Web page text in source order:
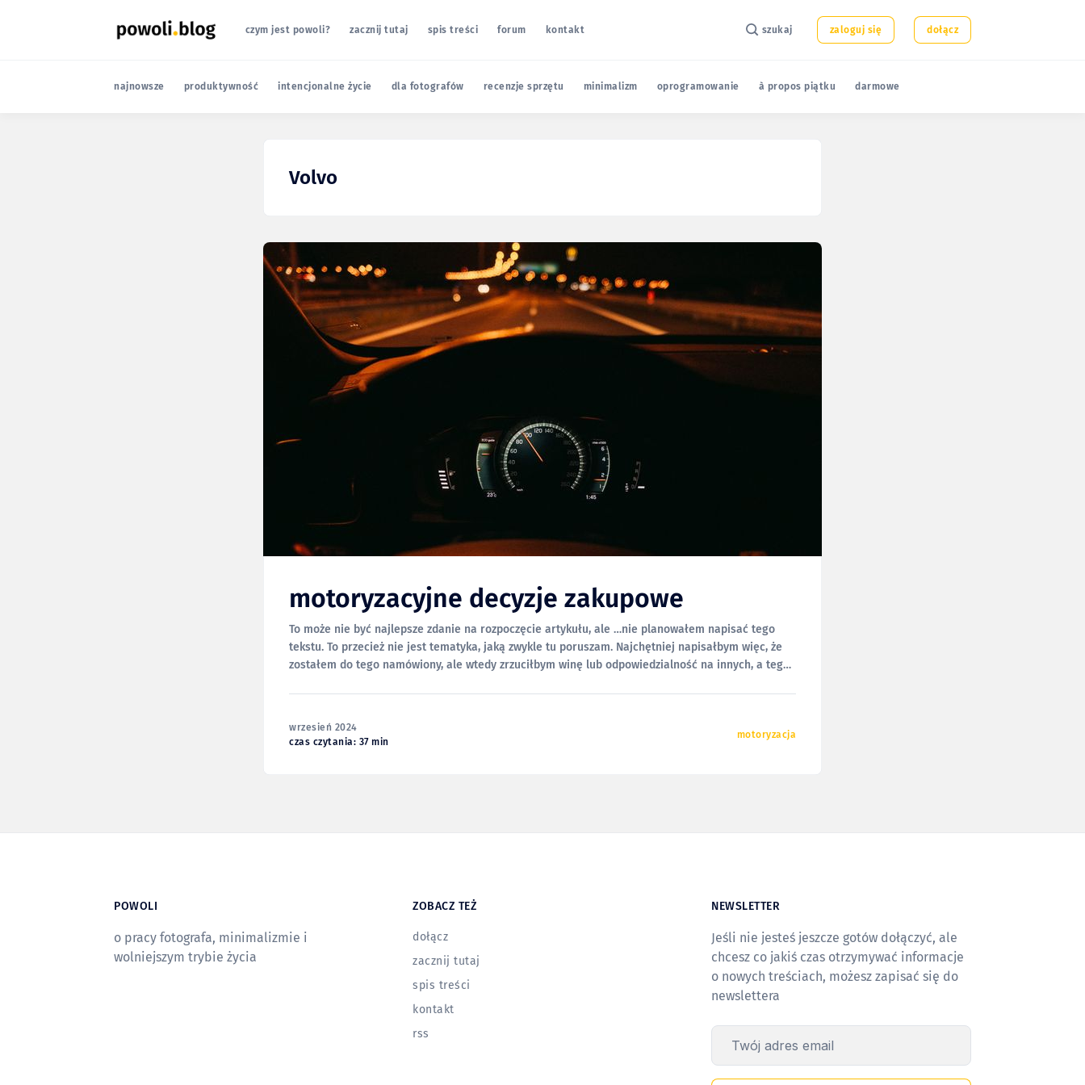
czym jest powoli? zacznij tutaj spis treści forum kontakt szukaj zaloguj się dołącz
najnowsze produktywność intencjonalne życie dla fotografów recenzje sprzętu minimalizm oprogramowanie à propos piątku darmowe
Volvo
motoryzacyjne decyzje zakupowe
To może nie być najlepsze zdanie na rozpoczęcie artykułu, ale …nie planowałem napisać tego
tekstu. To przecież nie jest tematyka, jaką zwykle tu poruszam. Najchętniej napisałbym więc, że
zostałem do tego namówiony, ale wtedy zrzuciłbym winę lub odpowiedzialność na innych, a tego
wrzesień 2024
czas czytania: 37 min
motoryzacja
POWOLI
o pracy fotografa, minimalizmie i
wolniejszym trybie życia
ZOBACZ TEŻ
dołącz
zacznij tutaj
spis treści
kontakt
rss
NEWSLETTER
Jeśli nie jesteś jeszcze gotów dołączyć, ale
chcesz co jakiś czas otrzymywać informacje
o nowych treściach, możesz zapisać się do
newslettera